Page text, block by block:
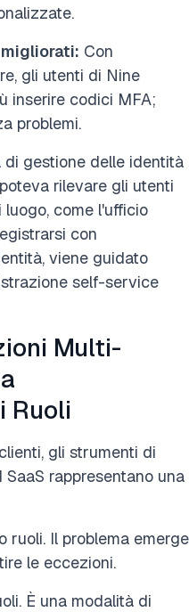
Con
gli utenti di Nine
inserire codici MFA;
problemi.
gestione delle identità
rilevare gli utenti
come l'ufficio
con
viene guidato
self-service
Multi-
Ruoli
gli strumenti di
rappresentano una
ruoli. Il problema emerge
le eccezioni.
È una modalità di